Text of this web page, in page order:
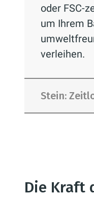
oder FSC-
um Ihrem
verleihen.
Stein:
oder
Die Kraft